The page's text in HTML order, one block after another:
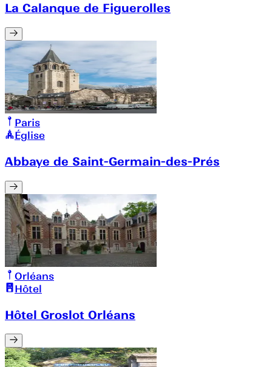
La Calanque de Figuerolles
Paris
Église
Abbaye de Saint-Germain-des-Prés
Orléans
Hôtel
Hôtel Groslot Orléans